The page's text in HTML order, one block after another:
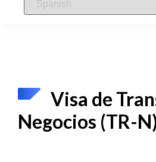
Visa de
Negocios (TR-N)